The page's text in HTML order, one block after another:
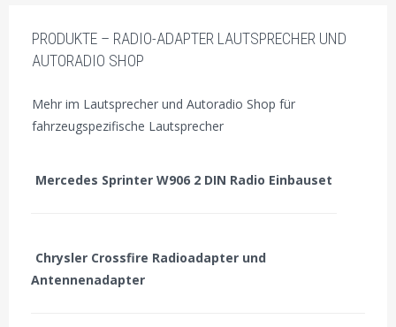
PRODUKTE – RADIO-ADAPTER LAUTSPRECHER UND
AUTORADIO SHOP
Mehr im Lautsprecher und Autoradio Shop für
fahrzeugspezifische Lautsprecher
Mercedes Sprinter W906 2 DIN Radio Einbauset
Chrysler Crossfire Radioadapter und
Antennenadapter